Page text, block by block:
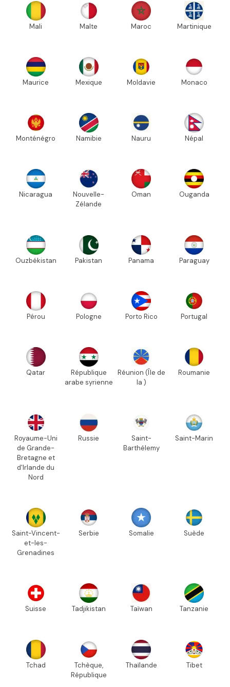
Mali Malte Maroc Martinique
Maurice Mexique Moldavie Monaco
Monténégro Namibie Nauru Népal
Nicaragua
Nouvelle-
Zélande
Oman Ouganda
Ouzbékistan Pakistan Panama Paraguay
Pérou Pologne Porto Rico Portugal
Qatar
République
arabe syrienne
Réunion (Île de
la )
Roumanie
Royaume-Uni
de Grande-
Bretagne et
d'Irlande du
Nord
Russie
Saint-
Barthélemy
Saint-Marin
Saint-Vincent-
et-les-
Grenadines
Serbie Somalie Suède
Suisse Tadjikistan Taïwan Tanzanie
Tchad
Tchèque,
République
Thaïlande Tibet